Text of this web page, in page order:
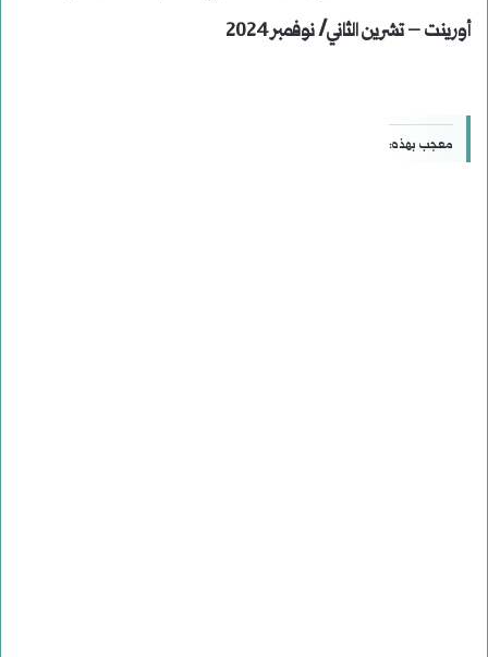
أورينت – تشرين الثاني/ نوفمبر 2024
معجب بهذه: